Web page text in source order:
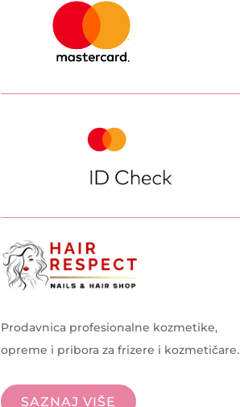
Prodavnica profesionalne kozmetike,
opreme i pribora za frizere i kozmetičare.
SAZNAJ VIŠE